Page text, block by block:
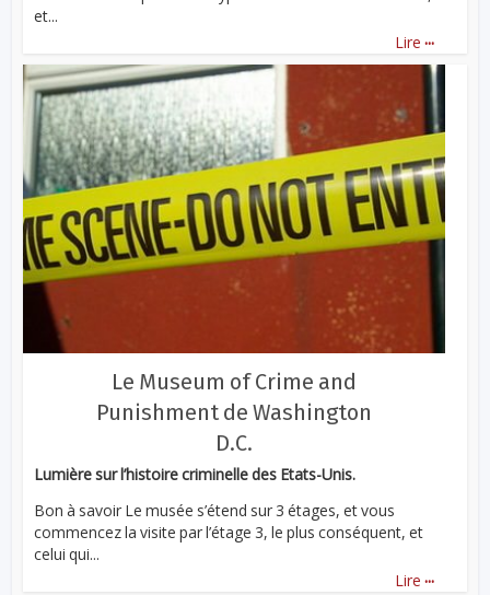
et...
Lire ...
Le Museum of Crime and
Punishment de Washington
D.C.
Lumière sur l’histoire criminelle des Etats-Unis.
Bon à savoir Le musée s’étend sur 3 étages, et vous
commencez la visite par l’étage 3, le plus conséquent, et
celui qui...
Lire ...